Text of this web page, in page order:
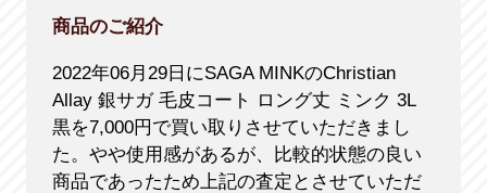
商品のご紹介
2022年06月29日にSAGA MINKのChristian
Allay 銀サガ 毛皮コート ロング丈 ミンク 3L
黒を7,000円で買い取りさせていただきまし
た。やや使用感があるが、比較的状態の良い
商品であったため上記の査定とさせていただ